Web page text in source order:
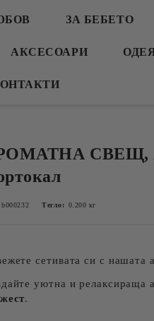
ЗА БЕБЕТО
АКСЕСОАРИ
СВЕЩ,
b000232 Тегло: 0.200 кг
сетивата си с нашата
уютна и
.